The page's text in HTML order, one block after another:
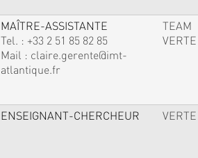
MAÎTRE-ASSISTANTE
Tel. : +33 2 51 85 82 85
Mail : claire.gerente@imt-
atlantique.fr
TEAM
VERTE
ENSEIGNANT-CHERCHEUR VERTE